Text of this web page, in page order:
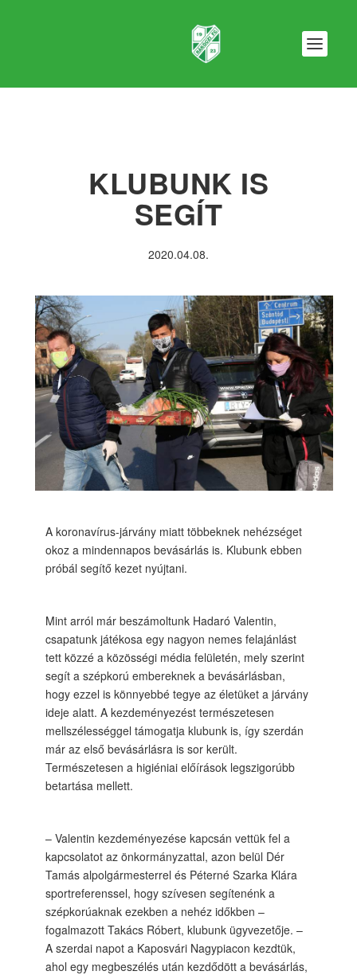
KLUBUNK IS
SEGÍT
2020.04.08.
A koronavírus-járvány miatt többeknek nehézséget
okoz a mindennapos bevásárlás is. Klubunk ebben
próbál segítő kezet nyújtani.
Mint arról már beszámoltunk Hadaró Valentin,
csapatunk játékosa egy nagyon nemes felajánlást
tett közzé a közösségi média felületén, mely szerint
segít a szépkorú embereknek a bevásárlásban,
hogy ezzel is könnyebbé tegye az életüket a járvány
ideje alatt. A kezdeményezést természetesen
mellszélességgel támogatja klubunk is, így szerdán
már az első bevásárlásra is sor került.
Természetesen a higiéniai előírások legszigorúbb
betartása mellett.
– Valentin kezdeményezése kapcsán vettük fel a
kapcsolatot az önkormányzattal, azon belül Dér
Tamás alpolgármesterrel és Péterné Szarka Klára
sportreferenssel, hogy szívesen segítenénk a
szépkorúaknak ezekben a nehéz időkben –
fogalmazott Takács Róbert, klubunk ügyvezetője. –
A szerdai napot a Kaposvári Nagypiacon kezdtük,
ahol egy megbeszélés után kezdődött a bevásárlás,